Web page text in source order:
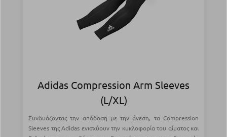
Adidas Compression Arm Sleeves
(L/XL)
Συνδυάζοντας την απόδοση με την άνεση, τα Compression
Sleeves της Adidas ενισχύουν την κυκλοφορία του αίματος και